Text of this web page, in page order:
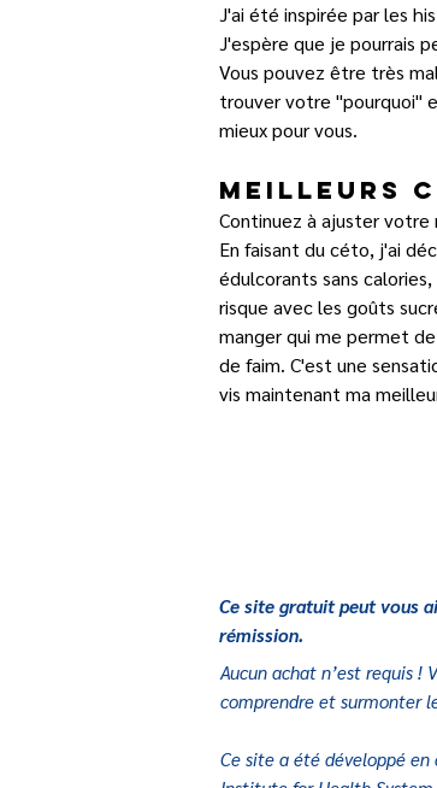
J'ai été inspirée par les
J'espère que je pourrais
Vous pouvez être très
trouver votre "pourquoi"
mieux pour vous.
Meilleurs
Continuez à ajuster
En faisant du céto, j'ai
édulcorants sans
risque avec les goûts
manger qui me permet
de faim. C'est une
vis maintenant ma
Ce site gratuit peut vous
rémission.
Aucun achat n’est requis
comprendre et surmonter
Ce site a été développé